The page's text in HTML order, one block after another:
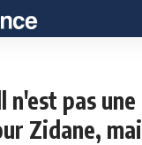
pas
Zidane,